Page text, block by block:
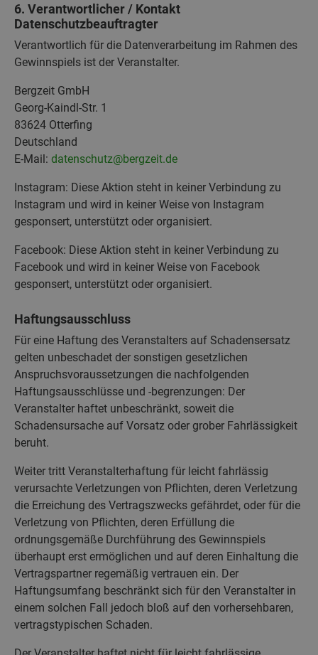
6. Verantwortlicher / Kontakt
Datenschutzbeauftragter
Verantwortlich für die Datenverarbeitung im Rahmen des
Gewinnspiels ist der Veranstalter.
Bergzeit GmbH
Georg-Kaindl-Str. 1
83624 Otterfing
Deutschland
E-Mail: datenschutz@bergzeit.de
Instagram: Diese Aktion steht in keiner Verbindung zu
Instagram und wird in keiner Weise von Instagram
gesponsert, unterstützt oder organisiert.
Facebook: Diese Aktion steht in keiner Verbindung zu
Facebook und wird in keiner Weise von Facebook
gesponsert, unterstützt oder organisiert.
Haftungsausschluss
Für eine Haftung des Veranstalters auf Schadensersatz
gelten unbeschadet der sonstigen gesetzlichen
Anspruchsvoraussetzungen die nachfolgenden
Haftungsausschlüsse und -begrenzungen: Der
Veranstalter haftet unbeschränkt, soweit die
Schadensursache auf Vorsatz oder grober Fahrlässigkeit
beruht.
Weiter tritt Veranstalterhaftung für leicht fahrlässig
verursachte Verletzungen von Pflichten, deren Verletzung
die Erreichung des Vertragszwecks gefährdet, oder für die
Verletzung von Pflichten, deren Erfüllung die
ordnungsgemäße Durchführung des Gewinnspiels
überhaupt erst ermöglichen und auf deren Einhaltung die
Vertragspartner regemäßig vertrauen ein. Der
Haftungsumfang beschränkt sich für den Veranstalter in
einem solchen Fall jedoch bloß auf den vorhersehbaren,
vertragstypischen Schaden.